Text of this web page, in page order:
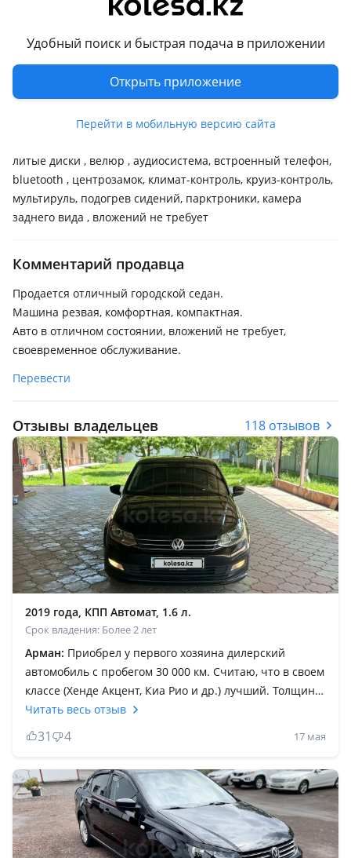
Удобный поиск и быстрая подача в приложении
Открыть приложение
Перейти в мобильную версию сайта
Автомат
Привод
Передний привод
Руль
Слева
Цвет
белый
Растаможен в Казахстане
литые диски , велюр , аудиосистема, встроенный телефон,
bluetooth , центрозамок, климат-контроль, круиз-контроль,
мультируль, подогрев сидений, парктроники, камера
заднего вида , вложений не требует
Комментарий продавца
Продается отличный городской седан.
Машина резвая, комфортная, компактная.
Авто в отличном состоянии, вложений не требует,
своевременное обслуживание.
Перевести
Отзывы владельцев 118 отзывов
2019 года, КПП Автомат, 1.6 л.
Срок владения: Более 2 лет
Арман: Приобрел у первого хозяина дилерский
автомобиль с пробегом 30 000 км. Считаю, что в своем
классе (Хенде Акцент, Киа Рио и др.) лучший. Толщина
металла в 2 раза больше чем в Акценте, тяжелее своих
одноклассников, лучше управляемость. Качество ВАГ.
Для езды по городу отличный вариант. Клиренс
высокий, чуть выше бордюра, можно не бояться
зацепить передний бампер. Размер маленький,
парковаться легко, тем более есть штатные
парктроники и камера заднего вида. Заводской
монитор хороший, большой, климат-контроль, зимний
Читать весь отзыв
31 4 17 мая